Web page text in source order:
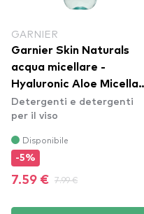
GARNIER
Garnier Skin Naturals
acqua micellare -
Hyaluronic Aloe Micellar
Water
Detergenti e detergenti
per il viso
Disponibile
-5%
7.59 € 7.99 €